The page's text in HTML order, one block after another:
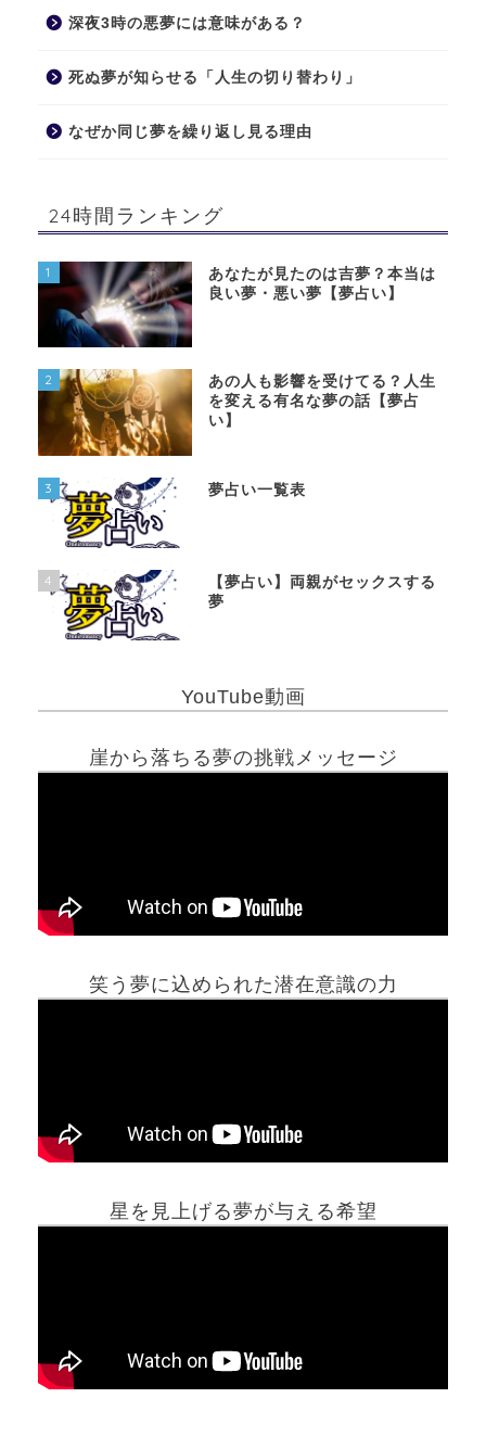
深夜3時の悪夢には意味がある？
死ぬ夢が知らせる「人生の切り替わり」
なぜか同じ夢を繰り返し見る理由
24時間ランキング
1
あなたが見たのは吉夢？本当は
良い夢・悪い夢【夢占い】
2
あの人も影響を受けてる？人生
を変える有名な夢の話【夢占
い】
3 夢占い一覧表
4
【夢占い】両親がセックスする
夢
YouTube動画
崖から落ちる夢の挑戦メッセージ
笑う夢に込められた潜在意識の力
星を見上げる夢が与える希望
ホーム
最新記事動画